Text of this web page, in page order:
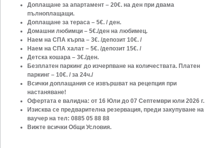
Доплащане за апартамент – 20€. на ден при двама
пълноплащащи.
Доплащане за тераса – 5€. / ден.
Домашни любимци – 5€./ден на любимец.
Наем на СПА кърпа – 3€. /депозит 10€. /
Наем на СПА халат – 5€. /депозит 15€. /
Детска кошара – 3€./ден.
Безплатен паркинг до изчерпване на количествата. Платен
паркинг – 10€. / за 24ч./
Всички доплащания се извършват на рецепция при
настаняване!
Офертата е валидна: от 16 Юли до 07 Септември юли 2026 г.
Изисква се предварителна резервация, преди закупуване на
ваучер на тел: 0885 05 88 88
Вижте всички Общи Условия.